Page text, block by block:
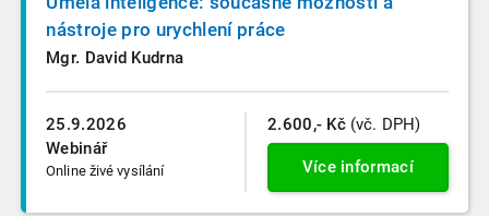
25.9.2026
Webinář
Online živé vysílání
nástroje pro urychlení práce
Mgr. David Kudrna
2.600,- Kč (vč. DPH)
Více informací